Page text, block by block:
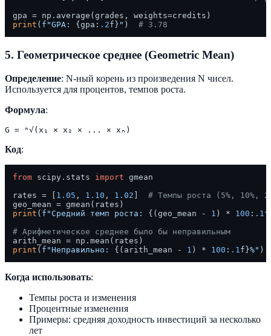
print ( f"GPA: {gpa: .2f} " ) # 3.78
5. Геометрическое среднее (Geometric Mean)
Определение: N-ный корень из произведения N чисел.
Используется для процентов, темпов роста.
Формула:
Код:
from scipy.stats import gmean
rates = [ 1.05 , 1.10 , 1.02 ] # Темпы роста (5%, 10%,
print ( f"Средний темп роста: {(geo_mean - 1 ) * 100 : .1
# Арифметическое среднее было бы неправильным
print ( f"Неправильно: {(arith_mean - 1 ) * 100 : .1 f}%"
Когда использовать:
Темпы роста и изменения
Процентные изменения
Примеры: средняя доходность инвестиций за несколько
лет